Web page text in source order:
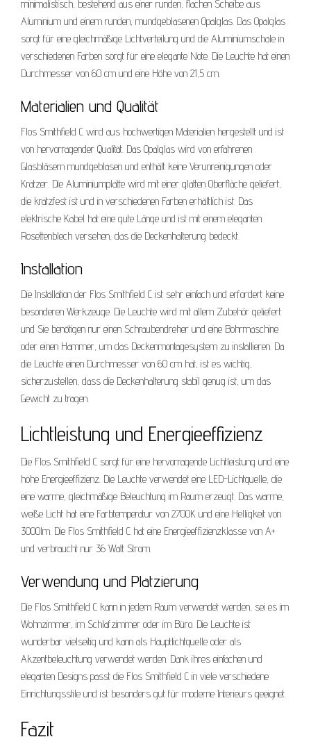
minimalistisch, bestehend aus einer runden, flachen Scheibe aus
Aluminium und einem runden, mundgeblasenen Opalglas. Das Opalglas
sorgt für eine gleichmäßige Lichtverteilung und die Aluminiumschale in
verschiedenen Farben sorgt für eine elegante Note. Die Leuchte hat einen
Durchmesser von 60 cm und eine Höhe von 21,5 cm.
Materialien und Qualität
Flos Smithfield C wird aus hochwertigen Materialien hergestellt und ist
von hervorragender Qualität. Das Opalglas wird von erfahrenen
Glasbläsern mundgeblasen und enthält keine Verunreinigungen oder
Kratzer. Die Aluminiumplatte wird mit einer glatten Oberfläche geliefert,
die kratzfest ist und in verschiedenen Farben erhältlich ist. Das
elektrische Kabel hat eine gute Länge und ist mit einem eleganten
Rosettenblech versehen, das die Deckenhalterung bedeckt.
Installation
Die Installation der Flos Smithfield C ist sehr einfach und erfordert keine
besonderen Werkzeuge. Die Leuchte wird mit allem Zubehör geliefert
und Sie benötigen nur einen Schraubendreher und eine Bohrmaschine
oder einen Hammer, um das Deckenmontagesystem zu installieren. Da
die Leuchte einen Durchmesser von 60 cm hat, ist es wichtig,
sicherzustellen, dass die Deckenhalterung stabil genug ist, um das
Gewicht zu tragen.
Lichtleistung und Energieeffizienz
Die Flos Smithfield C sorgt für eine hervorragende Lichtleistung und eine
hohe Energieeffizienz. Die Leuchte verwendet eine LED-Lichtquelle, die
eine warme, gleichmäßige Beleuchtung im Raum erzeugt. Das warme,
weiße Licht hat eine Farbtemperatur von 2700K und eine Helligkeit von
3000lm. Die Flos Smithfield C hat eine Energieeffizienzklasse von A+
und verbraucht nur 36 Watt Strom.
Verwendung und Platzierung
Die Flos Smithfield C kann in jedem Raum verwendet werden, sei es im
Wohnzimmer, im Schlafzimmer oder im Büro. Die Leuchte ist
wunderbar vielseitig und kann als Hauptlichtquelle oder als
Akzentbeleuchtung verwendet werden. Dank ihres einfachen und
eleganten Designs passt die Flos Smithfield C in viele verschiedene
Einrichtungsstile und ist besonders gut für moderne Interieurs geeignet.
Fazit